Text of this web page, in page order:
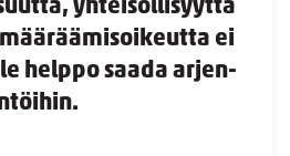
yhteisöllisyyttä
ei
helppo saada arjen-